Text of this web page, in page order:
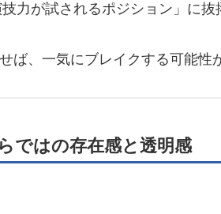
力が試されるポジション」に抜
ば、一気にブレイクする可能性
ではの存在感と透明感